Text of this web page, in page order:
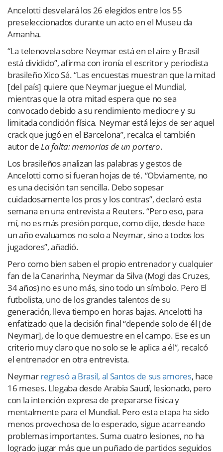
Ancelotti desvelará los 26 elegidos entre los 55
preseleccionados durante un acto en el Museu da
Amanha.
“La telenovela sobre Neymar está en el aire y Brasil
está dividido”, afirma con ironía el escritor y periodista
brasileño Xico Sá. “Las encuestas muestran que la mitad
[del país] quiere que Neymar juegue el Mundial,
mientras que la otra mitad espera que no sea
convocado debido a su rendimiento mediocre y su
limitada condición física. Neymar está lejos de ser aquel
crack que jugó en el Barcelona”, recalca el también
autor deLa falta: memorias de un portero.
Los brasileños analizan las palabras y gestos de
Ancelotti como si fueran hojas de té. “Obviamente, no
es una decisión tan sencilla. Debo sopesar
cuidadosamente los pros y los contras”, declaró esta
semana en una entrevista a Reuters. “Pero eso, para
mí, no es más presión porque, como dije, desde hace
un año evaluamos no solo a Neymar, sino a todos los
jugadores”, añadió.
Pero como bien saben el propio entrenador y cualquier
fan de la Canarinha, Neymar da Silva (Mogi das Cruzes,
34 años) no es uno más, sino todo un símbolo. Pero El
futbolista, uno de los grandes talentos de su
generación, lleva tiempo en horas bajas. Ancelotti ha
enfatizado que la decisión final “depende solo de él [de
Neymar], de lo que demuestre en el campo. Ese es un
criterio muy claro que no solo se le aplica a él”, recalcó
el entrenador en otra entrevista.
Neymarregresó a Brasil, al Santos de sus amores, hace
16 meses. Llegaba desde Arabia Saudí, lesionado, pero
con la intención expresa de prepararse física y
mentalmente para el Mundial. Pero esta etapa ha sido
menos provechosa de lo esperado, sigue acarreando
problemas importantes. Suma cuatro lesiones, no ha
logrado jugar más que un puñado de partidos seguidos